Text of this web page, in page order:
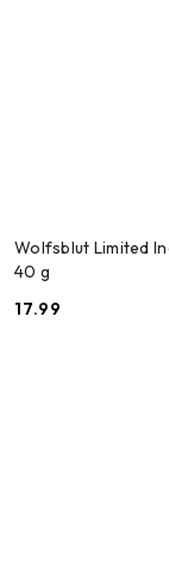
Wolfsblut Limited
40 g
Cena:
17.99